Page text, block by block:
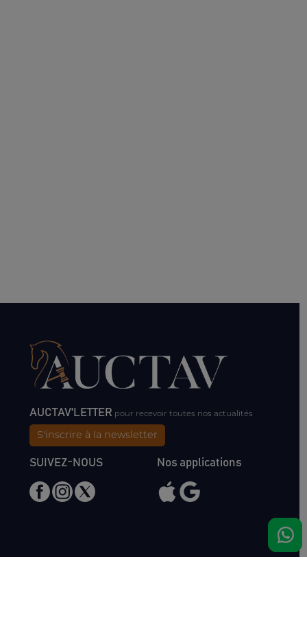
AUCTAV'LETTER pour recevoir toutes nos actualités
S'inscrire à la newsletter
SUIVEZ-NOUS Nos applications